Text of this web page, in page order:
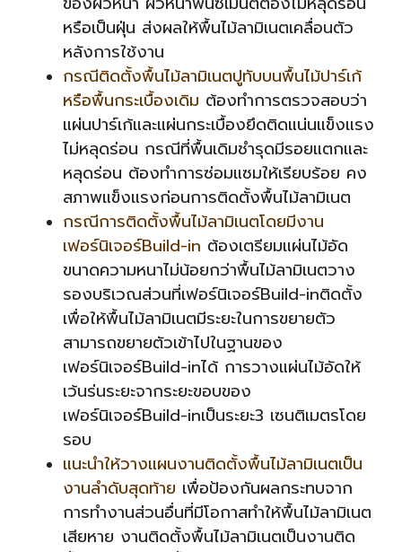
หรือเป็นฝุ่น ส่งผลให้พื้นไม้ลามิเนตเคลื่อนตัว
หลังการใช้งาน
กรณีติดตั้งพื้นไม้ลามิเนตปูทับบนพื้นไม้ปาร์เก้
หรือพื้นกระเบื้องเดิม ต้องทำการตรวจสอบว่า
แผ่นปาร์เก้และแผ่นกระเบื้องยึดติดแน่นแข็งแรง
ไม่หลุดร่อน กรณีที่พื้นเดิมชำรุดมีรอยแตกและ
หลุดร่อน ต้องทำการซ่อมแซมให้เรียบร้อย คง
สภาพแข็งแรงก่อนการติดตั้งพื้นไม้ลามิเนต
กรณีการติดตั้งพื้นไม้ลามิเนตโดยมีงาน
เฟอร์นิเจอร์Build-in ต้องเตรียมแผ่นไม้อัด
ขนาดความหนาไม่น้อยกว่าพื้นไม้ลามิเนตวาง
รองบริเวณส่วนที่เฟอร์นิเจอร์Build-inติดตั้ง
เพื่อให้พื้นไม้ลามิเนตมีระยะในการขยายตัว
สามารถขยายตัวเข้าไปในฐานของ
เฟอร์นิเจอร์Build-inได้ การวางแผ่นไม้อัดให้
เว้นร่นระยะจากระยะขอบของ
เฟอร์นิเจอร์Build-inเป็นระยะ3 เซนติเมตรโดย
รอบ
แนะนำให้วางแผนงานติดตั้งพื้นไม้ลามิเนตเป็น
งานลำดับสุดท้าย เพื่อป้องกันผลกระทบจาก
การทำงานส่วนอื่นที่มีโอกาสทำให้พื้นไม้ลามิเนต
เสียหาย งานติดตั้งพื้นไม้ลามิเนตเป็นงานติด